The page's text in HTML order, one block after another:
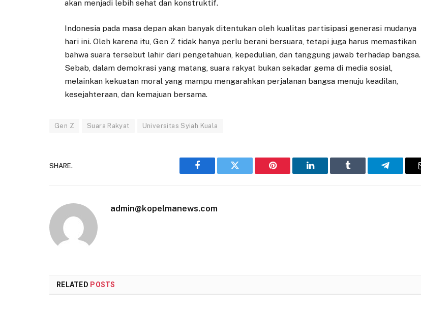
akan menjadi lebih sehat dan konstruktif.
Indonesia pada masa depan akan banyak ditentukan oleh kualitas partisipasi generasi mudanya
hari ini. Oleh karena itu, Gen Z tidak hanya perlu berani bersuara, tetapi juga harus memastikan
bahwa suara tersebut lahir dari pengetahuan, kepedulian, dan tanggung jawab terhadap bangsa.
Sebab, dalam demokrasi yang matang, suara rakyat bukan sekadar gema di media sosial,
melainkan kekuatan moral yang mampu mengarahkan perjalanan bangsa menuju keadilan,
kesejahteraan, dan kemajuan bersama.
Gen Z Suara Rakyat Universitas Syiah Kuala
SHARE.
Facebook Twitter Pinterest LinkedIn Tumblr Telegram
admin@kopelmanews.com
RELATED POSTS